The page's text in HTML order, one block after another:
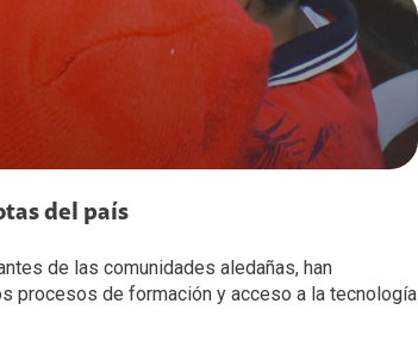
del país
de las comunidades aledañas, han
procesos de formación y acceso a la tecnología